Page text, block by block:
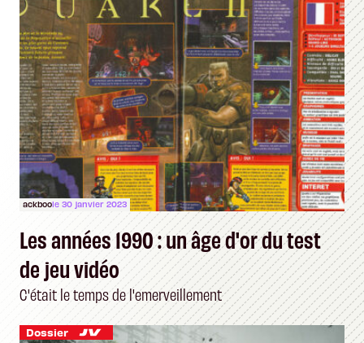
ackboole 30 janvier 2023
Les années 1990 : un âge d'or du test
de jeu vidéo
C'était le temps de l'emerveillement
Dossier